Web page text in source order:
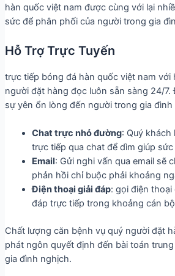
hàn quốc việt nam được cùng với lại
sức để phân phối của người trong gia
Hỗ Trợ Trực Tuyến
trực tiếp bóng đá hàn quốc việt nam với
người đặt hàng đọc luôn sẵn sàng 24/7.
sự yên ổn lòng đến người trong gia đình
Chat trực nhỏ đường: Quý khách
trực tiếp qua chat để dìm giúp
Email: Gửi nghi vấn qua email sẽ
phản hồi chỉ buộc phải khoảng
Điện thoại giải đáp: gọi điện thoại
đáp trực tiếp trong khoảng cán
Chất lượng căn bệnh vụ quý người đặt
phát ngôn quyết định đến bài toán
gia đình nghịch.